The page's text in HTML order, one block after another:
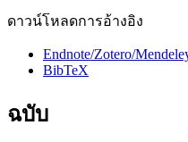
ดาวน์โหลดการอ้างอิง
Endnote/Zotero/
BibTeX
ฉบับ